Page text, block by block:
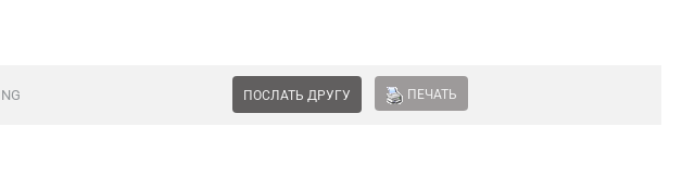
ПОСЛАТЬ ДРУГУ ПЕЧАТЬ